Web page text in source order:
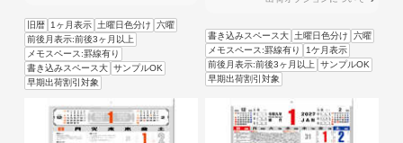
旧暦 1ヶ月表示 土曜日色分け
六曜
前後月表示:前後3ヶ月以上
メモスペース:罫線有り
書き込みスペース大 サンプルOK
早期出荷割引対象
書き込みスペース大 土曜日色分け
六曜
メモスペース:罫線有り
1ケ月表示
前後月表示:前後3ヶ月以上 サンプルOK
早期出荷割引対象